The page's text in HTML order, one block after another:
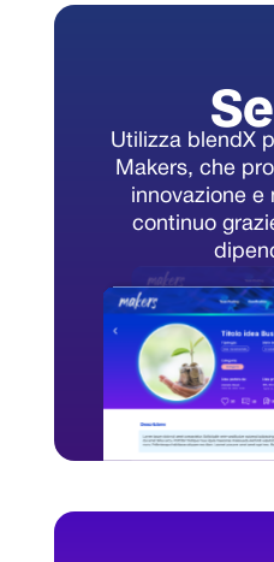
Utilizza blendX
Makers, che
innovazione e
continuo